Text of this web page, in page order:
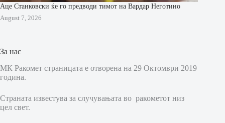
Аце Станковски ќе го предводи тимот на Вардар Неготино
August 7, 2026
За нас
МК Ракомет страницата е отворена на 29 Октомври 2019
година.
Страната известува за случувањата во ракометот низ
цел свет.